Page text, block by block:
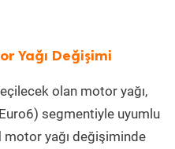
Yağı Değişimi
olan motor yağı,
segmentiyle uyumlu
motor yağı değişiminde